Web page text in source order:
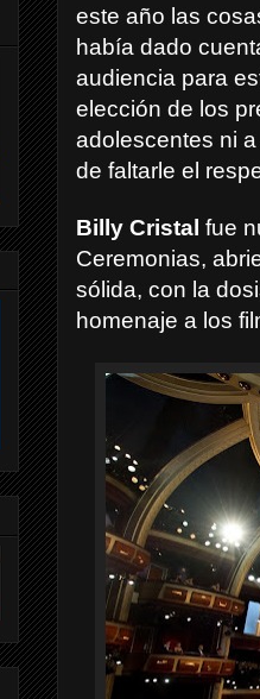
este año las
había dado
audiencia para
elección de los
adolescentes ni
de faltarle el
Billy Cristal fue
Ceremonias,
sólida, con la
homenaje a los